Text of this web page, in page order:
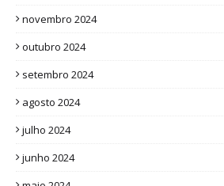
novembro 2024
outubro 2024
setembro 2024
agosto 2024
julho 2024
junho 2024